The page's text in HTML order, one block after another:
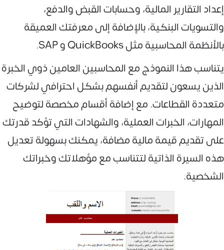
إعداد التقارير المالية، وحسابات القبض والدفع،
والتسويات البنكية، بالإضافة إلى معرفتك العميقة
بالأنظمة المحاسبية مثل QuickBooks و SAP.
يتناسب هذا النموذج مع المحاسبين العامين ذوي الخبرة
الذين يسعون لتقديم أنفسهم بشكل احترافي لشركات
متعددة القطاعات. مع إضافة أقسام مخصصة لتوضيح
المهارات، الخبرات العملية، والشهادات التي تؤكد قدرتك
على تقديم قيمة مالية مضافة، يمكنك بسهولة تعديل
هذه السيرة الذاتية لتتناسب مع مؤهلاتك وخبراتك
الشخصية.